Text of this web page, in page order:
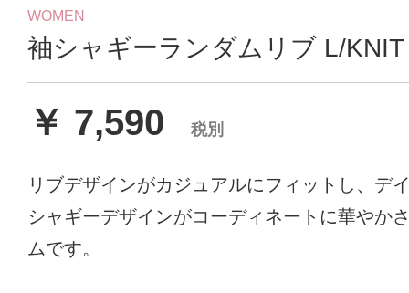
WOMEN
袖シャギーランダムリブ L/KNIT
￥ 7,590 税別
リブデザインがカジュアルにフィットし、デ
シャギーデザインがコーディネートに華やか
ムです。